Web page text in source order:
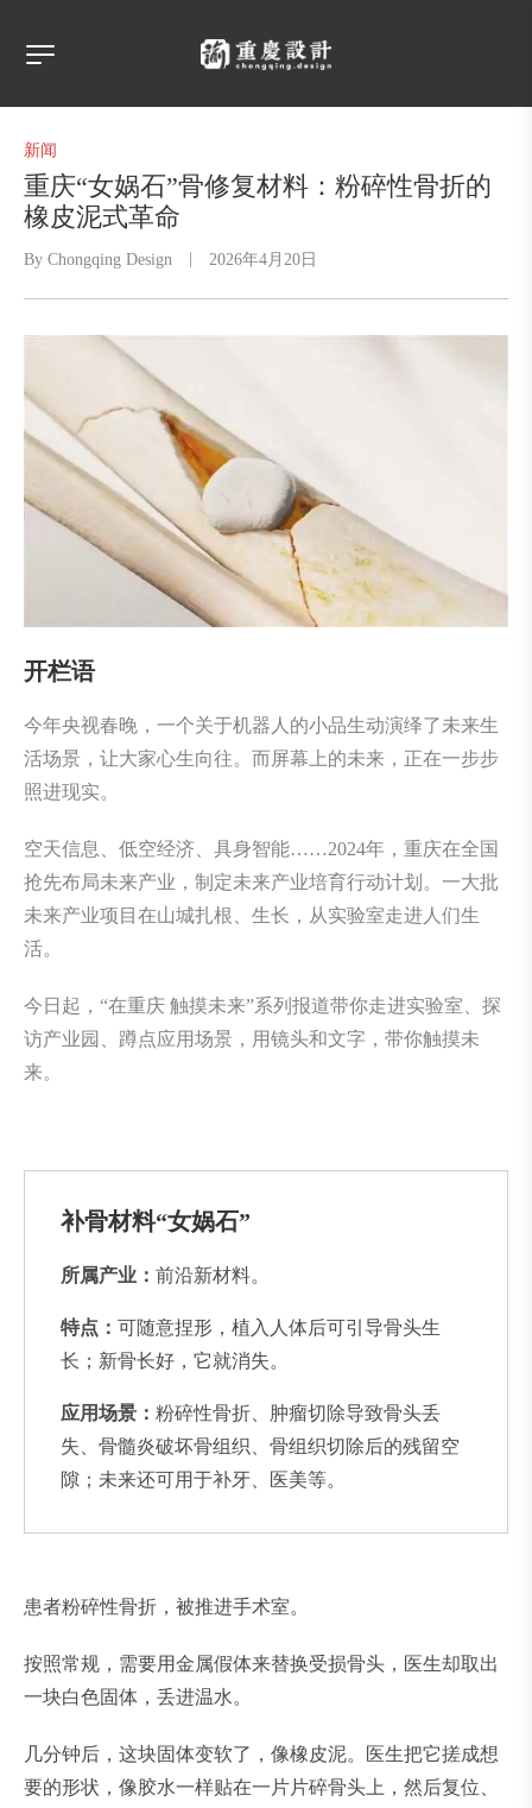
新闻
重庆“女娲石”骨修复材料：粉碎性骨折的
橡皮泥式革命
By Chongqing Design 2026年4月20日
开栏语
今年央视春晚，一个关于机器人的小品生动演绎了未来生
活场景，让大家心生向往。而屏幕上的未来，正在一步步
照进现实。
空天信息、低空经济、具身智能……2024年，重庆在全国
抢先布局未来产业，制定未来产业培育行动计划。一大批
未来产业项目在山城扎根、生长，从实验室走进人们生
活。
今日起，“在重庆 触摸未来”系列报道带你走进实验室、探
访产业园、蹲点应用场景，用镜头和文字，带你触摸未
来。
补骨材料“女娲石”
所属产业： 前沿新材料。
特点： 可随意捏形，植入人体后可引导骨头生
长；新骨长好，它就消失。
应用场景： 粉碎性骨折、肿瘤切除导致骨头丢
失、骨髓炎破坏骨组织、骨组织切除后的残留空
隙；未来还可用于补牙、医美等。
患者粉碎性骨折，被推进手术室。
按照常规，需要用金属假体来替换受损骨头，医生却取出
一块白色固体，丢进温水。
几分钟后，这块固体变软了，像橡皮泥。医生把它搓成想
要的形状，像胶水一样贴在一片片碎骨头上，然后复位、